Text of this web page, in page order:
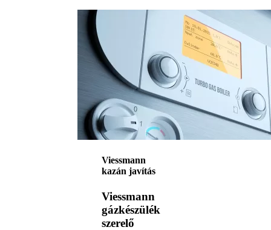
Viessmann
kazán javítás
Viessmann
gázkészülék
szerelő